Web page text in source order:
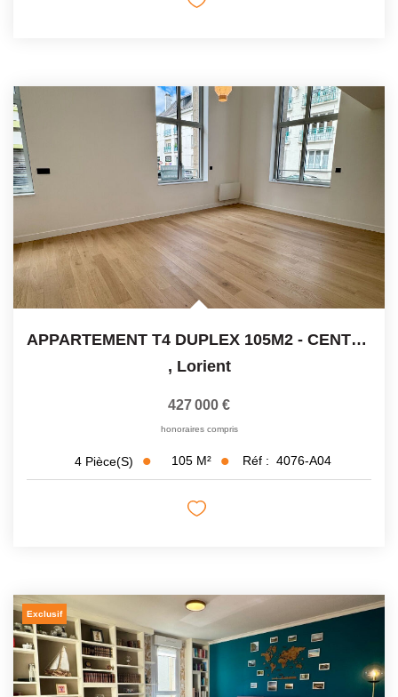
APPARTEMENT T4 DUPLEX 105M2 - CENTRE VILLE LORIENT -...
, Lorient
427 000 €
honoraires compris
4 Pièce(s) 105 M² Réf : 4076-A04
Exclusif